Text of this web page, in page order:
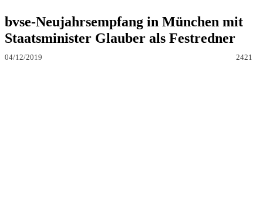
bvse-Neujahrsempfang in München mit
Staatsminister Glauber als Festredner
04/12/2019 2421